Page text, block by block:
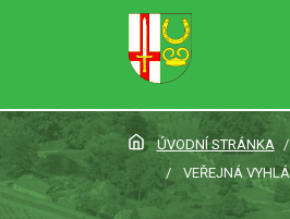
ÚVODNÍ STRÁNKA
VEŘEJNÁ